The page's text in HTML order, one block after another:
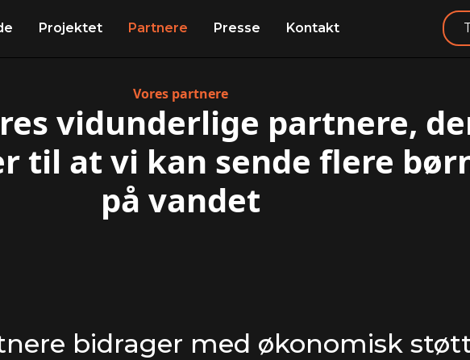
Projektet Partnere Presse Kontakt
Vores partnere
vidunderlige partnere,
til at vi kan sende flere
på vandet
bidrager med økonomisk